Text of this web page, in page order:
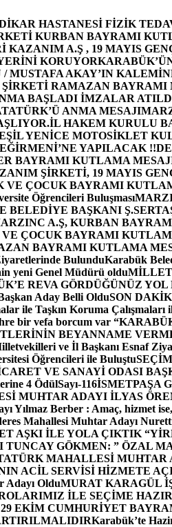
HASTANESİ FİZİK
KURBAN BAYRAMI
KAZANIM A.Ş , 19 MAYIS
KORUYOR
/ MUSTAFA AKAY’IN
RAMAZAN BAYRAMI
BAŞLADI İMZALAR
ANMA MESAJI
İL HAKEM KURULU
YENİCE MOTOSİKLET
YAPILACAK !!
BAYRAMI KUTLAMA
ŞİRKETİ, 19 MAYIS
VE ÇOCUK BAYRAMI
Öğrencileri Buluşması
BELEDİYE BAŞKANI
A.Ş, KURBAN
ÇOCUK BAYRAMI
BAYRAMI KUTLAMA
BulunduKarabük
yeni Genel Müdürü oldu
REVA GÖRDÜĞÜNÜZ YOL
Aday Belli OlduSON
Taşkın Koruma Çalışmaları
bir vefa borcum var “
BEYANNAME
ve İl Başkanı Esnaf
Öğrencileri ile Buluştu
VE SANAYİ ODASI
4 ÖdülSayı-116İSMETPAŞA
MUHTAR ADAYI İLYAS
Yılmaz Berber : Amaç, hizmet
Mahallesi Muhtar Adayı
AŞKI İLE YOLA ÇIKTIK “
GÖKMEN: ” ÖZAL
MAHALLESİ MUHTAR
ACİL SERVİSİ HİZMETE
Adayı OlduMURAT KARAGÜL
İLE SEÇİME
EKİM CUMHURİYET
Karabük’te